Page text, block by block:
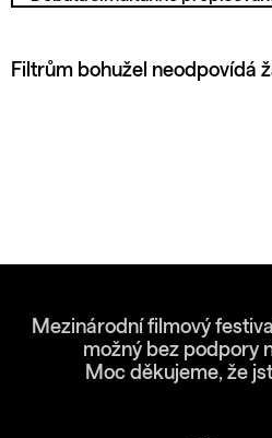
Filtrům bohužel neodpovídá
Mezinárodní filmový
možný bez podpory
Moc děkujeme, že